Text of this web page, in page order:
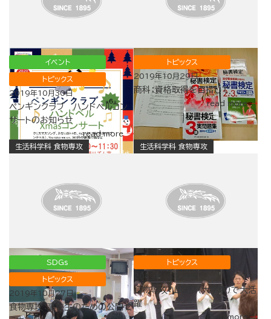
イベント
トピックス
2019年10月30日
ペンギンクラブ ハンドベルコン
サートのお知らせ
read more
トピックス
2019年10月29日
商科：資格取得を目指して
read more
生活科学科 食物専攻
SDGs
トピックス
2019年10月27日
食物専攻：高校生のための公開セ
生活科学科 食物専攻
トピックス
2019年10月23日
食物専攻：山城祭（大学祭）で大活
躍
read more